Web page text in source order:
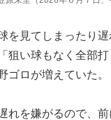
を見てしまったり
狙い球もなく全部
ゴロが増えていた。
れを嫌がるので、